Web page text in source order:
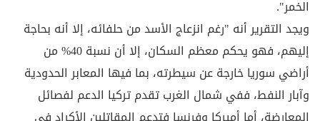
الخمر".
ويجد التقرير أنه "رغم انزعاج الأسد من حلفائه، إلا أنه بحاجة
إليهم، فهو يحكم معظم السكان، إلا أن نسبة 40% من
أراضي سوريا خارجة عن سيطرته، بما فيها المعابر الحدودية
وآبار النفط، ففي شمال الغرب تقدم تركيا الدعم لفصائل